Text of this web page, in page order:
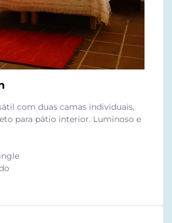
com duas camas individuais,
para pátio interior. Luminoso e